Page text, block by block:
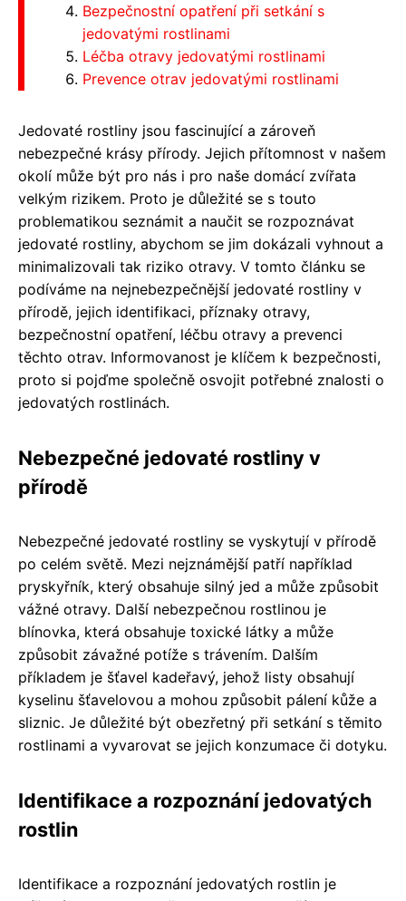
Bezpečnostní opatření při setkání s
jedovatými rostlinami
Léčba otravy jedovatými rostlinami
Prevence otrav jedovatými rostlinami
Jedovaté rostliny jsou fascinující a zároveň
nebezpečné krásy přírody. Jejich přítomnost v našem
okolí může být pro nás i pro naše domácí zvířata
velkým rizikem. Proto je důležité se s touto
problematikou seznámit a naučit se rozpoznávat
jedovaté rostliny, abychom se jim dokázali vyhnout a
minimalizovali tak riziko otravy. V tomto článku se
podíváme na nejnebezpečnější jedovaté rostliny v
přírodě, jejich identifikaci, příznaky otravy,
bezpečnostní opatření, léčbu otravy a prevenci
těchto otrav. Informovanost je klíčem k bezpečnosti,
proto si pojďme společně osvojit potřebné znalosti o
jedovatých rostlinách.
Nebezpečné jedovaté rostliny v
přírodě
Nebezpečné jedovaté rostliny se vyskytují v přírodě
po celém světě. Mezi nejznámější patří například
pryskyřník, který obsahuje silný jed a může způsobit
vážné otravy. Další nebezpečnou rostlinou je
blínovka, která obsahuje toxické látky a může
způsobit závažné potíže s trávením. Dalším
příkladem je šťavel kadeřavý, jehož listy obsahují
kyselinu šťavelovou a mohou způsobit pálení kůže a
sliznic. Je důležité být obezřetný při setkání s těmito
rostlinami a vyvarovat se jejich konzumace či dotyku.
Identifikace a rozpoznání jedovatých
rostlin
Identifikace a rozpoznání jedovatých rostlin je